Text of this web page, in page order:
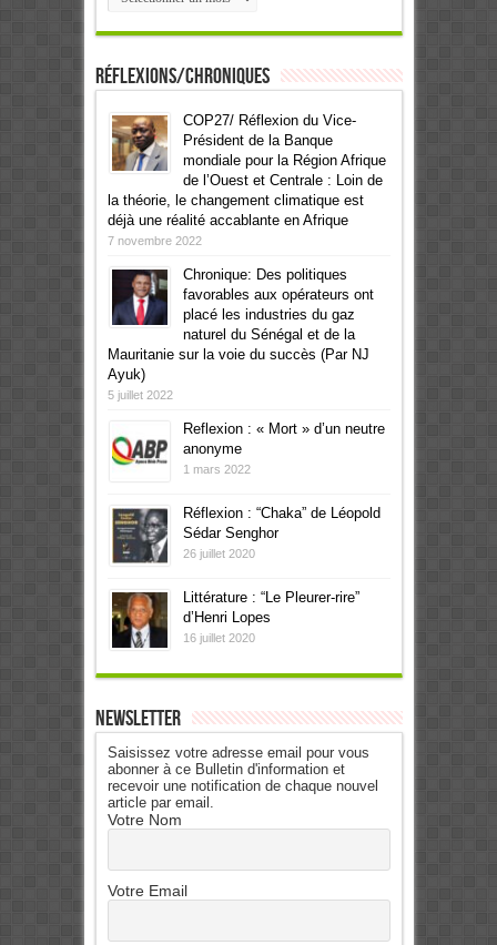
Réflexions/Chroniques
COP27/ Réflexion du Vice-
Président de la Banque
mondiale pour la Région Afrique
de l’Ouest et Centrale : Loin de
la théorie, le changement climatique est
déjà une réalité accablante en Afrique
7 novembre 2022
Chronique: Des politiques
favorables aux opérateurs ont
placé les industries du gaz
naturel du Sénégal et de la
Mauritanie sur la voie du succès (Par NJ
Ayuk)
5 juillet 2022
Reflexion : « Mort » d’un neutre
anonyme
1 mars 2022
Réflexion : “Chaka” de Léopold
Sédar Senghor
26 juillet 2020
Littérature : “Le Pleurer-rire”
d’Henri Lopes
16 juillet 2020
Newsletter
Saisissez votre adresse email pour vous
abonner à ce Bulletin d'information et
recevoir une notification de chaque nouvel
article par email.
Votre Nom
Votre Email